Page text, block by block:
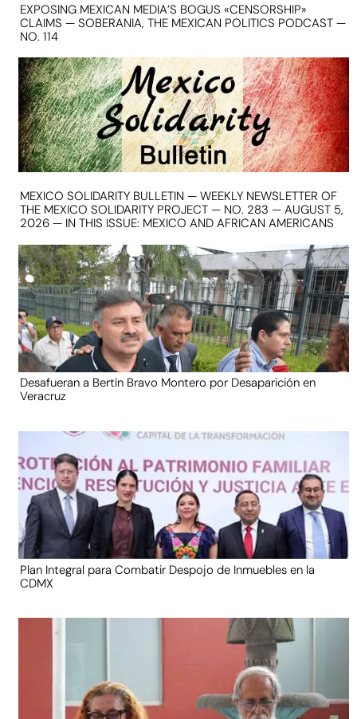
EXPOSING MEXICAN MEDIA’S BOGUS «CENSORSHIP»
CLAIMS — SOBERANIA, THE MEXICAN POLITICS PODCAST —
NO. 114
MEXICO SOLIDARITY BULLETIN — WEEKLY NEWSLETTER OF
THE MEXICO SOLIDARITY PROJECT — NO. 283 — AUGUST 5,
2026 — IN THIS ISSUE: MEXICO AND AFRICAN AMERICANS
Desafueran a Bertín Bravo Montero por Desaparición en
Veracruz
Plan Integral para Combatir Despojo de Inmuebles en la
CDMX